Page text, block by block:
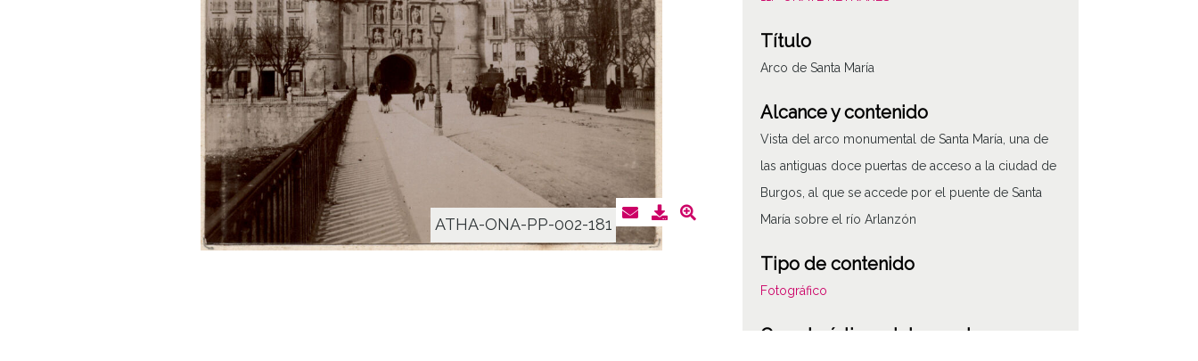
ATHA-ONA-PP-002-181
Título
Arco de Santa María
Alcance y contenido
Vista del arco monumental de Santa María, una de
las antiguas doce puertas de acceso a la ciudad de
Burgos, al que se accede por el puente de Santa
María sobre el río Arlanzón
Tipo de contenido
Fotográfico
Características del soporte